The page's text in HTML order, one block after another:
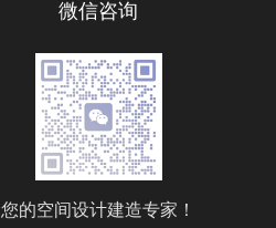
微信咨询
您的空间设计建造专家！